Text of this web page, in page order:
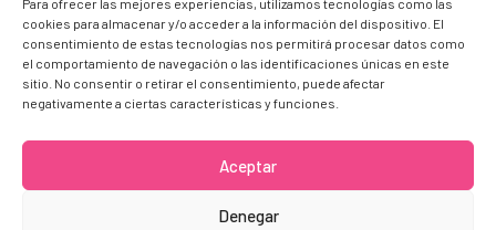
Para ofrecer las mejores experiencias, utilizamos tecnologías como las
cookies para almacenar y/o acceder a la información del dispositivo. El
consentimiento de estas tecnologías nos permitirá procesar datos como
el comportamiento de navegación o las identificaciones únicas en este
sitio. No consentir o retirar el consentimiento, puede afectar
negativamente a ciertas características y funciones.
Aceptar
Denegar
CIUDADES EMPRESAS PRODUCTOS
DESPEDIDAS
BLOG
Q&A CONTACTO
Condiciones Generales de Contratación